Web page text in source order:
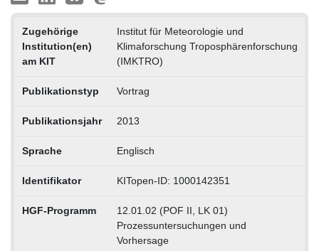
Zugehörige
Institution(en)
am KIT
Institut für Meteorologie und
Klimaforschung Troposphärenforschung
(IMKTRO)
Publikationstyp Vortrag
Publikationsjahr 2013
Sprache Englisch
Identifikator KITopen-ID: 1000142351
HGF-Programm
12.01.02 (POF II, LK 01)
Prozessuntersuchungen und
Vorhersage